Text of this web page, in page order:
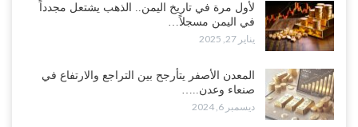
لأول مرة في تاريخ اليمن.. الذهب يشتعل مجدداً
في اليمن مسجلاً…
يناير 27, 2025
المعدن الأصفر يتأرجح بين التراجع والارتفاع في
صنعاء وعدن..…
ديسمبر 6, 2024